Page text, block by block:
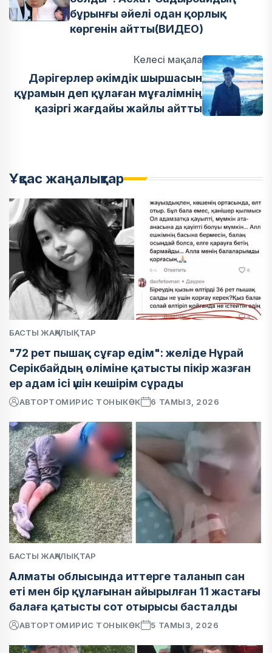
бұрынғы әйелі одан қорлық
көргенін айтты(ВИДЕО)
Келесі мақала
Дәрігерлер әкімдік шыршасын
құрамын деп құлаған мұғалімнің
қазіргі жағдайы жайлы айтты
Ұқсас жаңалықтар
БАСТЫ ЖАҢАЛЫҚТАР
"72 рет пышақ сұғар едім": желіде Нұрай
Серікбайдың өліміне қатысты пікір жазған
ер адам ісі үшін кешірім сұрады
АВТОРТОМИРИС ТОНЫКӨК 6 ТАМЫЗ, 2026
БАСТЫ ЖАҢАЛЫҚТАР
Алматы облысында иттерге таланып сан
еті мен бір құлағынан айырылған 11 жастағы
балаға қатысты сот отырысы басталды
АВТОРТОМИРИС ТОНЫКӨК 5 ТАМЫЗ, 2026